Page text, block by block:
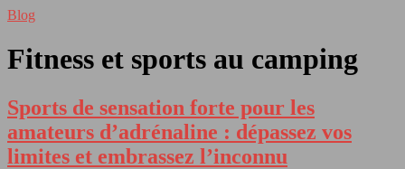
Blog
Fitness et sports au camping
Sports de sensation forte pour les
amateurs d’adrénaline : dépassez vos
limites et embrassez l’inconnu